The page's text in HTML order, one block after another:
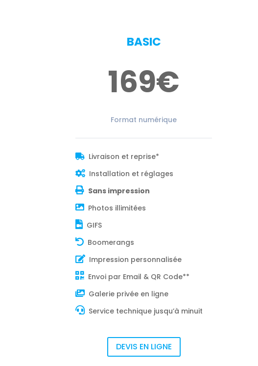
BASIC
169€
Format numérique
Livraison et reprise*
Installation et réglages
Sans impression
Photos illimitées
GIFS
Boomerangs
Impression personnalisée
Envoi par Email & QR Code**
Galerie privée en ligne
Service technique jusqu’à minuit
DEVIS EN LIGNE